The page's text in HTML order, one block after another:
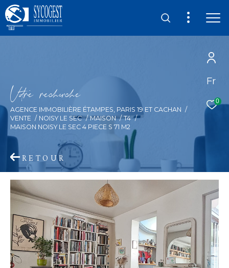
Fr
0
Vore recece
AGENCE IMMOBILIÈRE ÉTAMPES, PARIS 19 ET CACHAN
VENTE
NOISY LE SEC MAISON
T4
MAISON NOISY LE SEC 4 PIECE S 71 M2
RETOUR